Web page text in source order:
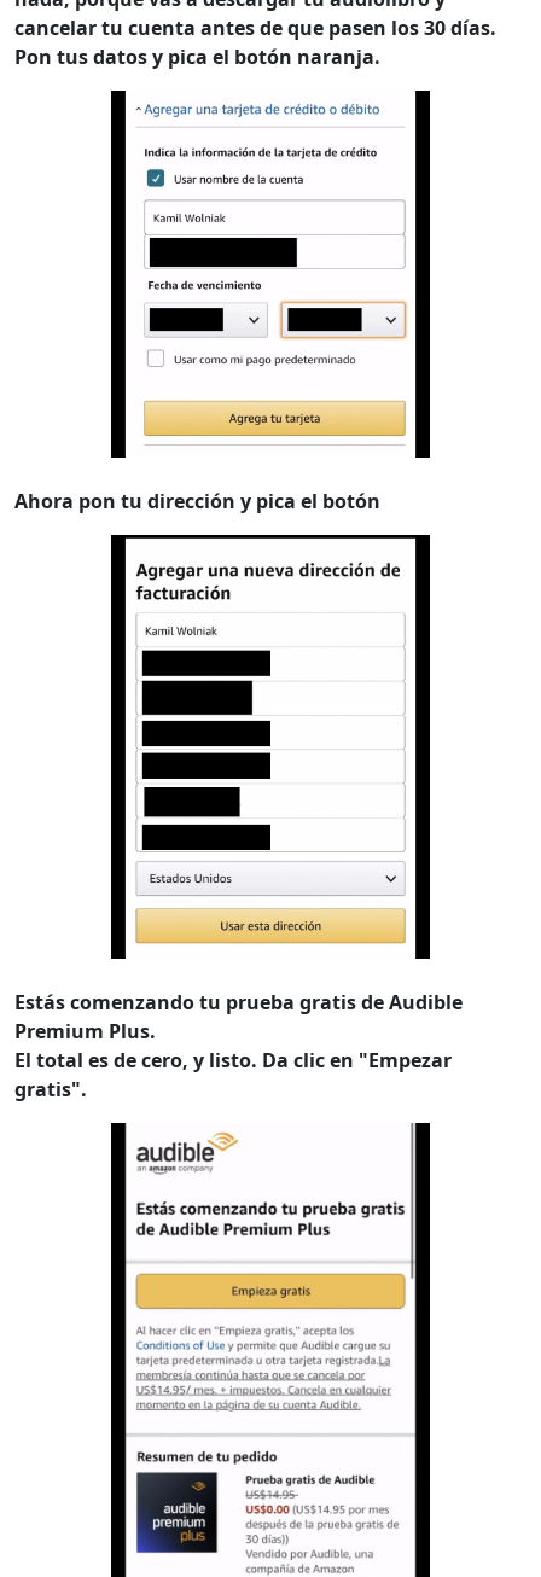
cancelar tu cuenta antes de que pasen los 30 días.
Pon tus datos y pica el botón naranja.
Ahora pon tu dirección y pica el botón
Estás comenzando tu prueba gratis de Audible
Premium Plus.
El total es de cero, y listo. Da clic en "Empezar
gratis".